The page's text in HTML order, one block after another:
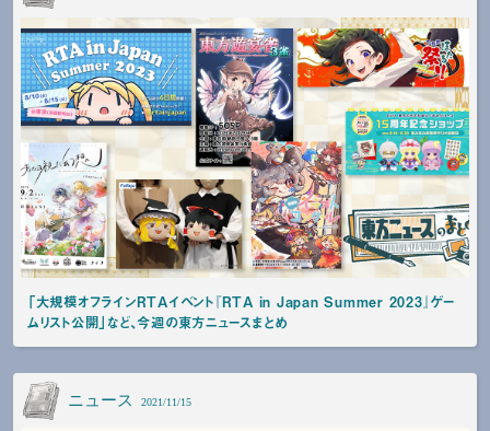
「大規模オフラインRTAイベント『RTA in Japan Summer 2023』ゲー
ムリスト公開」など、今週の東方ニュースまとめ
ニュース 2021/11/15